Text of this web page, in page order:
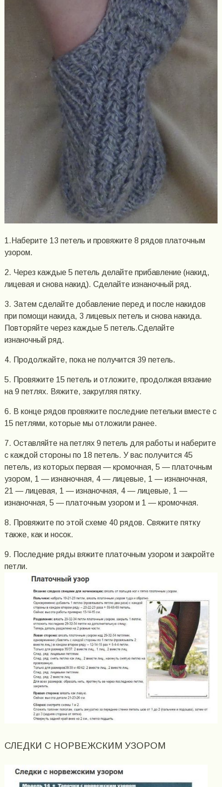
1.Наберите 13 петель и провяжите 8 рядов платочным
узором.
2. Через каждые 5 петель делайте прибавление (накид,
лицевая и снова накид). Сделайте изнаночный ряд.
3. Затем сделайте добавление перед и после накидов
при помощи накида, 3 лицевых петель и снова накида.
Повторяйте через каждые 5 петель.Сделайте
изнаночный ряд.
4. Продолжайте, пока не получится 39 петель.
5. Провяжите 15 петель и отложите, продолжая вязание
на 9 петлях. Вяжите, закругляя пятку.
6. В конце рядов провяжите последние петельки вместе с
15 петлями, которые мы отложили ранее.
7. Оставляйте на петлях 9 петель для работы и наберите
с каждой стороны по 18 петель. У вас получится 45
петель, из которых первая — кромочная, 5 — платочным
узором, 1 — изнаночная, 4 — лицевые, 1 — изнаночная,
21 — лицевая, 1 — изнаночная, 4 — лицевые, 1 —
изнаночная, 5 — платочным узором и 1 — кромочная.
8. Провяжите по этой схеме 40 рядов. Свяжите пятку
также, как и носок.
9. Последние ряды вяжите платочным узором и закройте
петли.
СЛЕДКИ С НОРВЕЖСКИМ УЗОРОМ